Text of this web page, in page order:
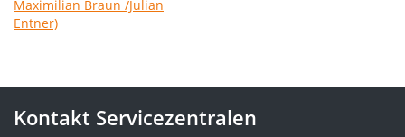
Kontakt Servicezentralen